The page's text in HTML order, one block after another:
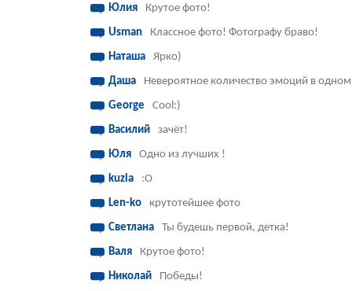
Юлия Крутое фото!
Usman Классное фото! Фотографу браво!
Наташа Ярко)
Даша Невероятное количество эмоций в
George Cool:)
Василий зачёт!
Юля Одно из лучших !
kuzia :O
Len-ko крутотейшее фото
Светлана Ты будешь первой, детка!
Валя Крутое фото!
Николай Победы!